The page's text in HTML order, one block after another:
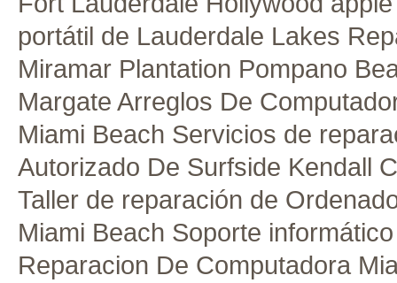
portátil de Lauderdale Lakes
Miramar Plantation Pompano
Margate Arreglos De
Miami Beach Servicios de
Autorizado De Surfside Kendall
Taller de reparación de
Miami Beach Soporte
Reparacion De Computadora